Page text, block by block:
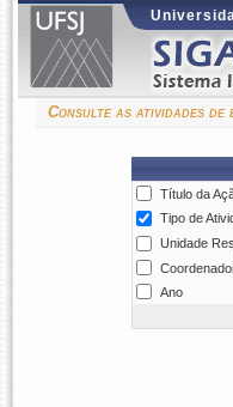
Consulte as atividades de
Título da
Tipo de
Unidade
Ano